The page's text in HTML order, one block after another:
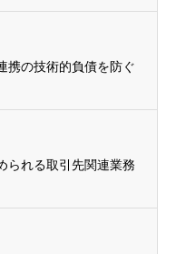
携の技術的負債を防ぐ
られる取引先関連業務